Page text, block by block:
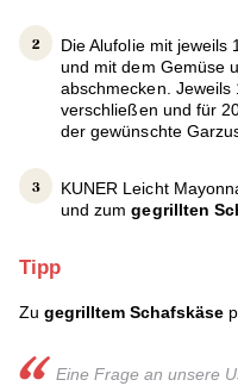
Die Alufolie mit jeweils
und mit dem Gemüse
abschmecken.
verschließen und für
der gewünschte
KUNER Leicht
und zumgegrillten
Tipp
Zu gegrilltem Schafskäse
Eine Frage an unsere